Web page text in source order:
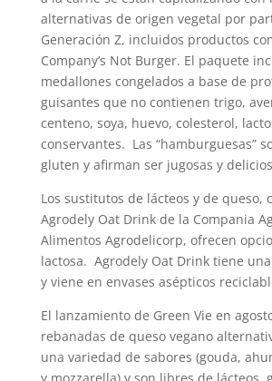
alternativas de origen vegetal por
Generación Z, incluidos productos
Company’s Not Burger. El paquete
medallones congelados a base de
guisantes que no contienen trigo,
centeno, soya, huevo, colesterol,
conservantes. Las “hamburguesas”
gluten y afirman ser jugosas y
Los sustitutos de lácteos y de queso,
Agrodely Oat Drink de la Compania
Alimentos Agrodelicorp, ofrecen
lactosa. Agrodely Oat Drink tiene
y viene en envases asépticos
El lanzamiento de Green Vie en
rebanadas de queso vegano
una variedad de sabores (gouda,
y mozzarella) y son libres de lácteos,